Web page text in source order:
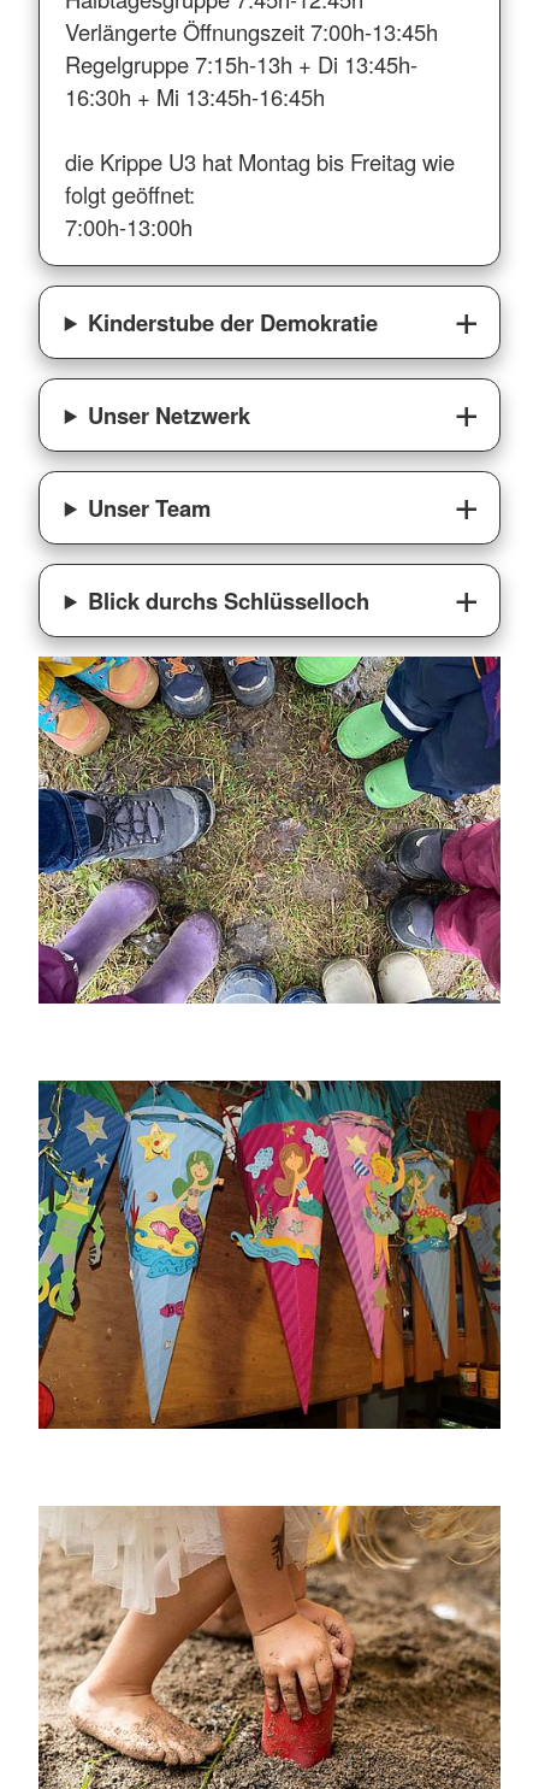
Verlängerte Öffnungszeit 7:00h-13:45h
Regelgruppe 7:15h-13h + Di 13:45h-
16:30h + Mi 13:45h-16:45h
die Krippe U3 hat Montag bis Freitag wie
folgt geöffnet:
7:00h-13:00h
Kinderstube der Demokratie
Unser Netzwerk
Unser Team
Blick durchs Schlüsselloch